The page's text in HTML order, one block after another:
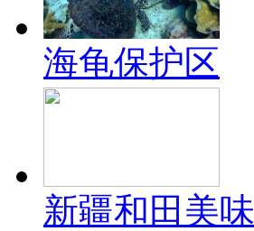
海龟保护区
新疆和田美味